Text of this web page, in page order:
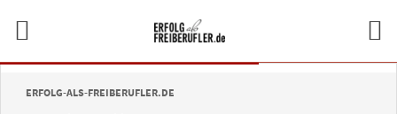
ERFOLG-ALS-FREIBERUFLER.DE